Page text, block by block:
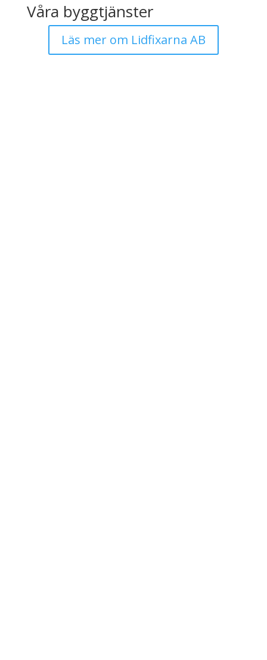
Våra byggtjänster
Läs mer om Lidfixarna AB